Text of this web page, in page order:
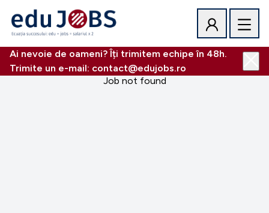
Ai nevoie de oameni? Îți trimitem echipe în 48h.
Trimite un e-mail: contact@edujobs.ro
Job not found